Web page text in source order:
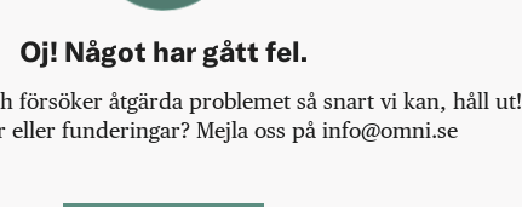
Oj! Något har gått fel.
försöker åtgärda problemet så snart vi kan, håll ut!
eller funderingar? Mejla oss på info@omni.se